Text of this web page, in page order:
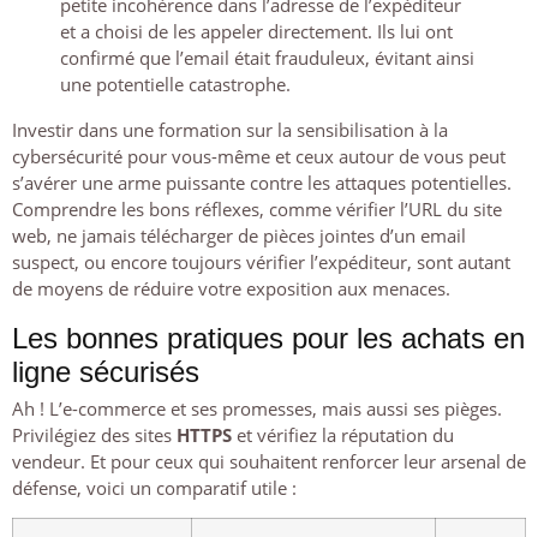
et a choisi de les appeler directement. Ils lui ont
confirmé que l’email était frauduleux, évitant ainsi
une potentielle catastrophe.
Investir dans une formation sur la sensibilisation à la
cybersécurité pour vous-même et ceux autour de vous peut
s’avérer une arme puissante contre les attaques potentielles.
Comprendre les bons réflexes, comme vérifier l’URL du site
web, ne jamais télécharger de pièces jointes d’un email
suspect, ou encore toujours vérifier l’expéditeur, sont autant
de moyens de réduire votre exposition aux menaces.
Les bonnes pratiques pour les achats en
ligne sécurisés
Ah ! L’e-commerce et ses promesses, mais aussi ses pièges.
Privilégiez des sites HTTPS et vérifiez la réputation du
vendeur. Et pour ceux qui souhaitent renforcer leur arsenal de
défense, voici un comparatif utile :